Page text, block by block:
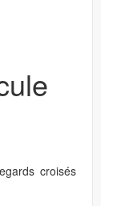
croisés